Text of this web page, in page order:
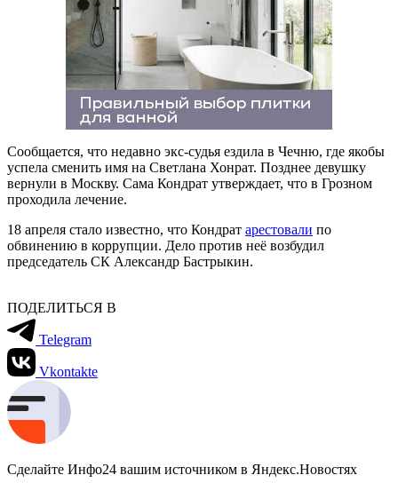
Сообщается, что недавно экс-судья ездила в Чечню, где якобы
успела сменить имя на Светлана Хонрат. Позднее девушку
вернули в Москву. Сама Кондрат утверждает, что в Грозном
проходила лечение.
18 апреля стало известно, что Кондрат арестовали по
обвинению в коррупции. Дело против неё возбудил
председатель СК Александр Бастрыкин.
ПОДЕЛИТЬСЯ В
Telegram
Vkontakte
Сделайте Инфо24 вашим источником в Яндекс.Новостях